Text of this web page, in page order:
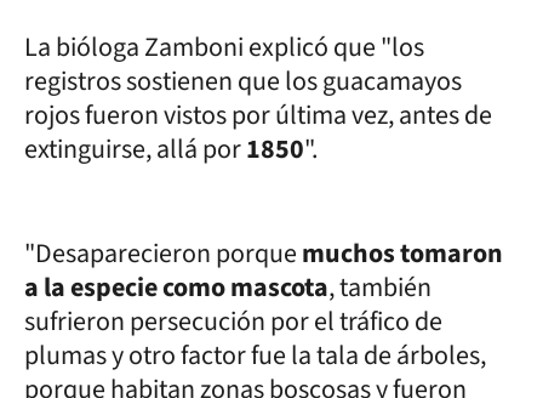
La bióloga Zamboni explicó que "los
registros sostienen que los guacamayos
rojos fueron vistos por última vez, antes de
extinguirse, allá por1850".
"Desaparecieron porquemuchos tomaron
a la especie como mascota, también
sufrieron persecución por el tráfico de
plumas y otro factor fue la tala de árboles,
porque habitan zonas boscosas y fueron